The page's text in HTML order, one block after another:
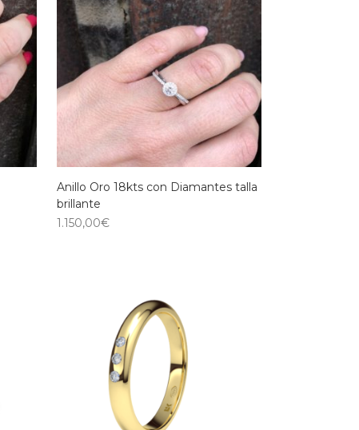
Anillo Oro 18kts con Diamantes talla
brillante
1.150,00€